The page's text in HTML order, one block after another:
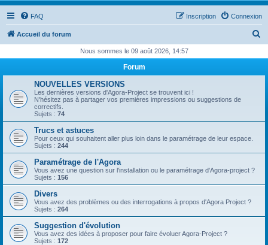
FAQ Connexion
Inscription
Accueil du forum
h
c
Nous sommes le 09 août 2026, 14:57
Forum
NOUVELLES VERSIONS
Les dernières versions d'Agora-Project se trouvent ici !
N'hésitez pas à partager vos premières impressions ou suggestions de
correctifs.
Sujets : 74
Trucs et astuces
Pour ceux qui souhaitent aller plus loin dans le paramétrage de leur espace.
Sujets : 244
Paramétrage de l'Agora
Vous avez une question sur l'installation ou le paramétrage d'Agora-project ?
Sujets : 156
Divers
Vous avez des problèmes ou des interrogations à propos d'Agora Project ?
Sujets : 264
Suggestion d'évolution
Vous avez des idées à proposer pour faire évoluer Agora-Project ?
Sujets : 172